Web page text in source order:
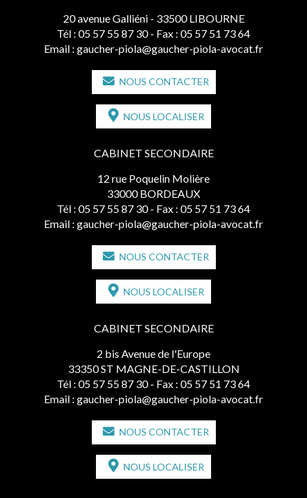
20 avenue Galliéni - 33500 LIBOURNE
Tél : 05 57 55 87 30 - Fax : 05 57 51 73 64
Email : gaucher-piola@gaucher-piola-avocat.fr
NOUS CONTACTER
NOUS LOCALISER
CABINET SECONDAIRE
12 rue Poquelin Molière
33000 BORDEAUX
Tél : 05 57 55 87 30 - Fax : 05 57 51 73 64
Email : gaucher-piola@gaucher-piola-avocat.fr
NOUS CONTACTER
NOUS LOCALISER
CABINET SECONDAIRE
2 bis Avenue de l'Europe
33350 ST MAGNE-DE-CASTILLON
Tél : 05 57 55 87 30 - Fax : 05 57 51 73 64
Email : gaucher-piola@gaucher-piola-avocat.fr
NOUS CONTACTER
NOUS LOCALISER